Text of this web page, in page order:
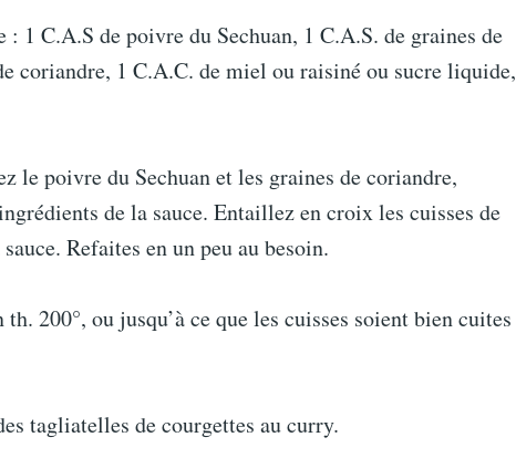
: 1 C.A.S de poivre du Sechuan, 1 C.A.S. de graines de
coriandre, 1 C.A.C. de miel ou raisiné ou sucre liquide,
le poivre du Sechuan et les graines de coriandre,
de la sauce. Entaillez en croix les cuisses de
Refaites en un peu au besoin.
200°, ou jusqu’à ce que les cuisses soient bien cuites
tagliatelles de courgettes au curry.